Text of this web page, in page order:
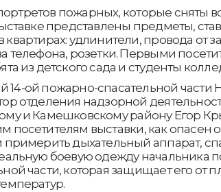
пожарных, которые сняты
представлены предметы,
квартирах: удлинители, провода от
телефона, розетки. Первыми
из детского сада и студенты
14-ой пожарно-спасательной части
отделения надзорной
и Камешковскому району Егор
посетителям выставки, как опасен
примерить дыхательный аппарат,
боевую одежду начальника
части, которая защищает его от